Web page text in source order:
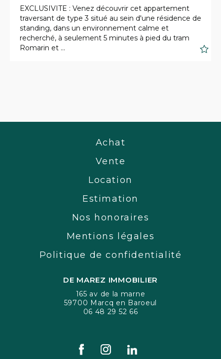
EXCLUSIVITE : Venez découvrir cet appartement
traversant de type 3 situé au sein d'une résidence de
standing, dans un environnement calme et
recherché, à seulement 5 minutes à pied du tram
Romarin et ...
Achat
Vente
Location
Estimation
Nos honoraires
Mentions légales
Politique de confidentialité
DE MAREZ IMMOBILIER
165 av de la marne
59700 Marcq en Baroeul
06 48 29 52 66